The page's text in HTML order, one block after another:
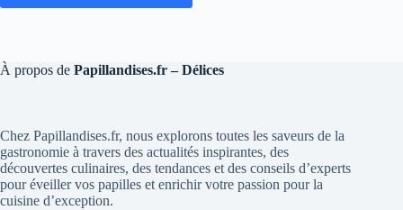
À propos de Papillandises.fr – Délices
Chez Papillandises.fr, nous explorons toutes les saveurs de la
gastronomie à travers des actualités inspirantes, des
découvertes culinaires, des tendances et des conseils d’experts
pour éveiller vos papilles et enrichir votre passion pour la
cuisine d’exception.